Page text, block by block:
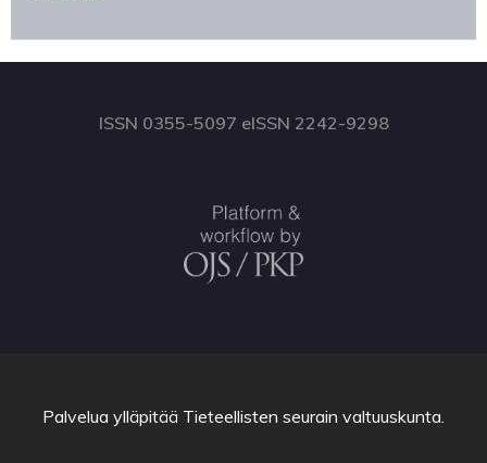
ISSN 0355-5097 eISSN 2242-9298
Palvelua ylläpitää Tieteellisten seurain valtuuskunta